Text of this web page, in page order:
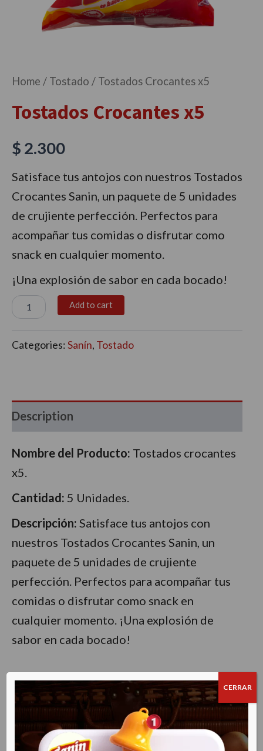
Home / Tostado / Tostados Crocantes x5
Tostados Crocantes x5
$ 2.300
Satisface tus antojos con nuestros Tostados
Crocantes Sanin, un paquete de 5 unidades
de crujiente perfección. Perfectos para
acompañar tus comidas o disfrutar como
snack en cualquier momento.
¡Una explosión de sabor en cada bocado!
Add to cart
Categories:Sanín, Tostado
Description
Nombre del Producto: Tostados crocantes
x5.
Cantidad: 5 Unidades.
Descripción: Satisface tus antojos con
nuestros Tostados Crocantes Sanin, un
paquete de 5 unidades de crujiente
perfección. Perfectos para acompañar tus
comidas o disfrutar como snack en
cualquier momento. ¡Una explosión de
sabor en cada bocado!
Related products
CERRAR